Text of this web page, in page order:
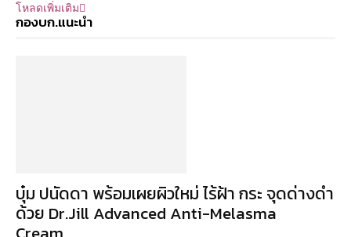
โหลดเพิ่มเติม
กองบก.แนะนำ
บุ๋ม ปนัดดา พร้อมเผยผิวใหม่ ไร้ฝ้า กระ จุดด่างดำ
ด้วย Dr.Jill Advanced Anti-Melasma